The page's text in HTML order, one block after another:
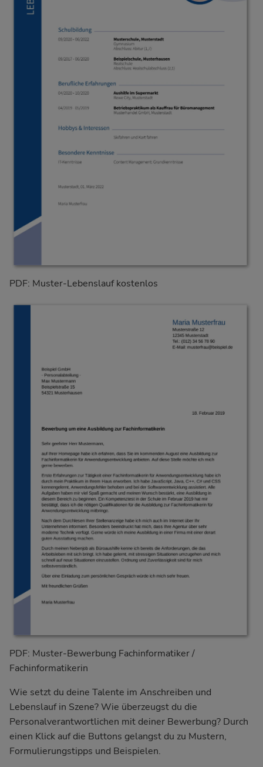
PDF: Muster-Lebenslauf kostenlos
PDF: Muster-Bewerbung Fachinformatiker /
Fachinformatikerin
Wie setzt du deine Talente im Anschreiben und
Lebenslauf in Szene? Wie überzeugst du die
Personalverantwortlichen mit deiner Bewerbung? Durch
einen Klick auf die Buttons gelangst du zu Mustern,
Formulierungstipps und Beispielen.